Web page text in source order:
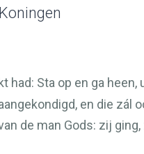
had: Sta op en ga
en die zál
de man Gods: zij